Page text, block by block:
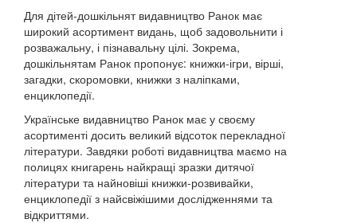
Для дітей-дошкільнят видавництво Ранок має
широкий асортимент видань, щоб задовольнити і
розважальну, і пізнавальну цілі. Зокрема,
дошкільнятам Ранок пропонує: книжки-ігри, вірші,
загадки, скоромовки, книжки з наліпками,
енциклопедії.
Українське видавництво Ранок має у своєму
асортименті досить великий відсоток перекладної
літератури. Завдяки роботі видавництва маємо на
полицях книгарень найкращі зразки дитячої
літератури та найновіші книжки-розвивайки,
енциклопедії з найсвіжішими дослідженнями та
відкриттями.